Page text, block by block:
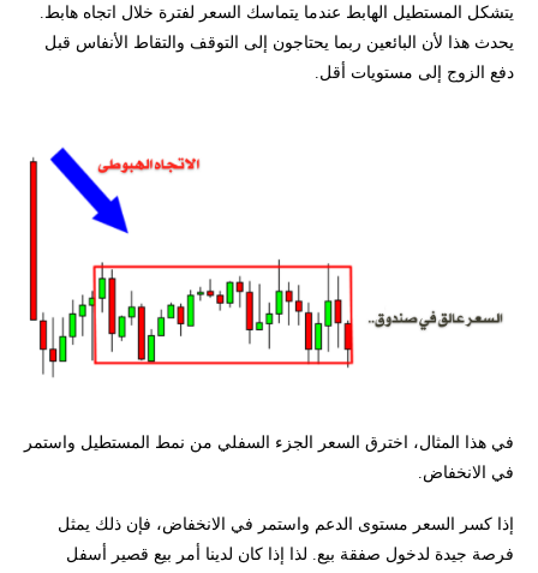
يتشكل المستطيل الهابط عندما يتماسك السعر لفترة خلال اتجاه هابط.
يحدث هذا لأن البائعين ربما يحتاجون إلى التوقف والتقاط الأنفاس قبل
دفع الزوج إلى مستويات أقل.
في هذا المثال، اخترق السعر الجزء السفلي من نمط المستطيل واستمر
في الانخفاض.
إذا كسر السعر مستوى الدعم واستمر في الانخفاض، فإن ذلك يمثل
فرصة جيدة لدخول صفقة بيع. لذا إذا كان لدينا أمر بيع قصير أسفل